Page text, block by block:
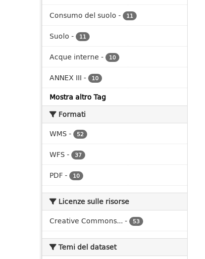
Consumo del suolo - 11
Suolo - 11
Acque interne - 10
ANNEX III - 10
Mostra altro Tag
Formati
WMS - 52
WFS - 37
PDF- 10
Licenze sulle risorse
Creative Commons... - 53
Temi del dataset